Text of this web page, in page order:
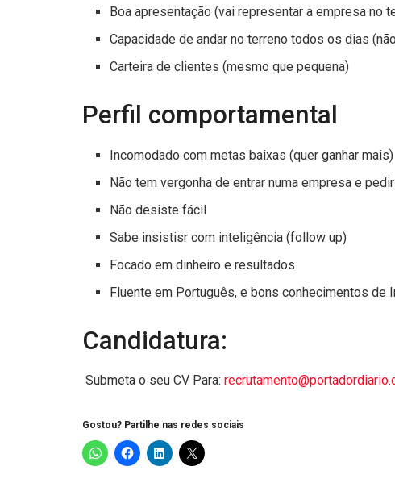
Boa apresentação (vai representar a empresa no
Capacidade de andar no terreno todos os dias
Carteira de clientes (mesmo que pequena)
Perfil comportamental
Incomodado com metas baixas (quer ganhar mais)
Não tem vergonha de entrar numa empresa e
Não desiste fácil
Sabe insistisr com inteligência (follow up)
Focado em dinheiro e resultados
Fluente em Português, e bons conhecimentos de
Candidatura:
Submeta o seu CV Para:
Gostou? Partilhe nas redes sociais